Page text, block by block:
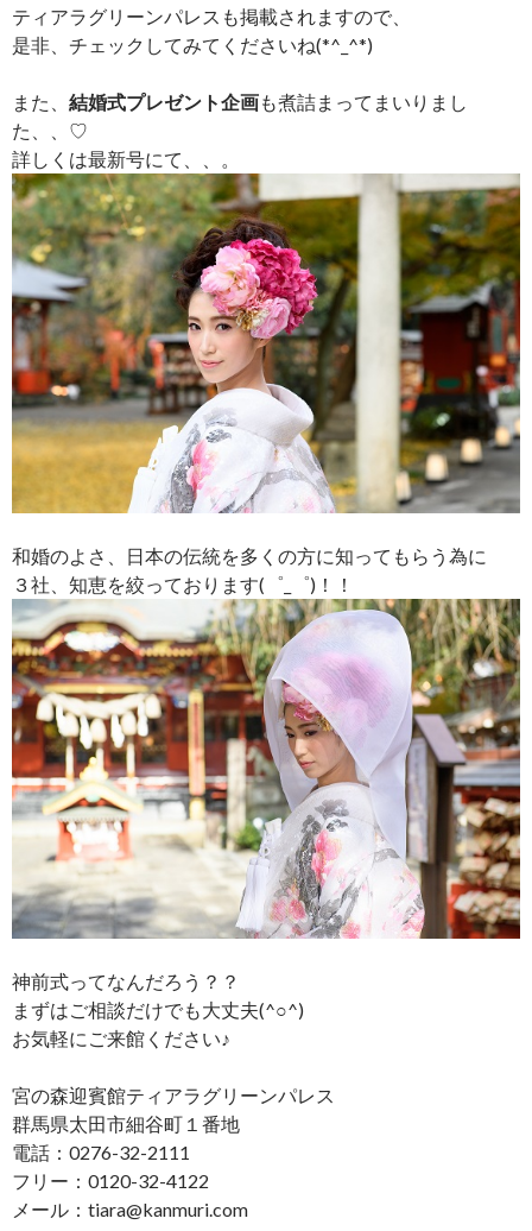
ティアラグリーンパレスも掲載されますので、
是非、チェックしてみてくださいね(*^_^*)
また、 結婚式プレゼント企画も煮詰まってまいりまし
た、、♡
詳しくは最新号にて、、。
和婚のよさ、日本の伝統を多くの方に知ってもらう為に
３社、知恵を絞っております(゜_゜)！！
神前式ってなんだろう？？
まずはご相談だけでも大丈夫(^○^)
お気軽にご来館ください♪
宮の森迎賓館ティアラグリーンパレス
群馬県太田市細谷町１番地
電話：0276-32-2111
フリー：0120-32-4122
メール：tiara@kanmuri.com